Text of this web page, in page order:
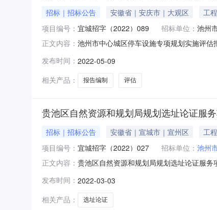
招标｜招标公告 安徽省｜安庆市｜大观区 工
项目编号： 宜城招字（2022）089 招标单位： 池州
正文内容： 池州市中心城区停车设施专项规划实施评
年05月0*日至2022年05月12日每日上午
发布时间： 2022-05-09
相关产品：
报告编制 评估
贵池区自然资源和规划局规划选址论证服
招标｜招标公告 安徽省｜宣城市｜宣州区 工
项目编号： 宜城招字（2022）027 招标单位： 池州
正文内容： 贵池区自然资源和规划局规划选址论证服
03日至2022年03月0*日每日上午:*:00至
发布时间： 2022-03-03
相关产品：
选址论证